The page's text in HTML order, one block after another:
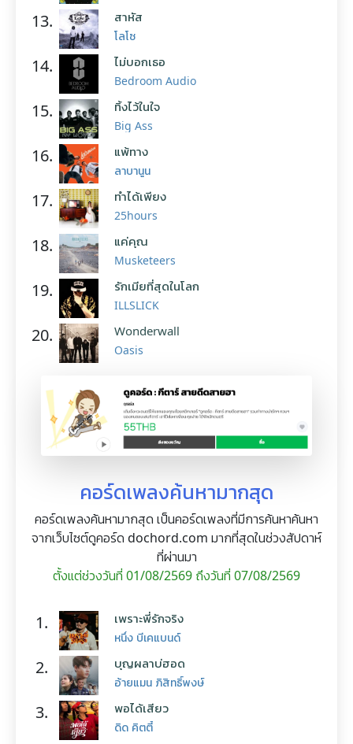
13. สาหัส
โลโซ
14. ไม่บอกเธอ
Bedroom Audio
15. ทิ้งไว้ในใจ
Big Ass
16. แพ้ทาง
ลาบานูน
17. ทำได้เพียง
25hours
18. แค่คุณ
Musketeers
19. รักเมียที่สุดในโลก
ILLSLICK
20. Wonderwall
Oasis
คอร์ดเพลงค้นหามากสุด
คอร์ดเพลงค้นหามากสุด เป็นคอร์ดเพลงที่มีการค้นหาค้นหา
จากเว็บไซต์ดูคอร์ด dochord.com มากที่สุดในช่วงสัปดาห์
ที่ผ่านมา
ตั้งแต่ช่วงวันที่ 01/08/2569 ถึงวันที่ 07/08/2569
1. เพราะพี่รักจริง
หนึ่ง บีเคแบนด์
2. บุญผลาบ่ฮอด
อ้ายแมน ภิสิทธิ์พงษ์
3. พอได้เสียว
ดิด คิตตี้